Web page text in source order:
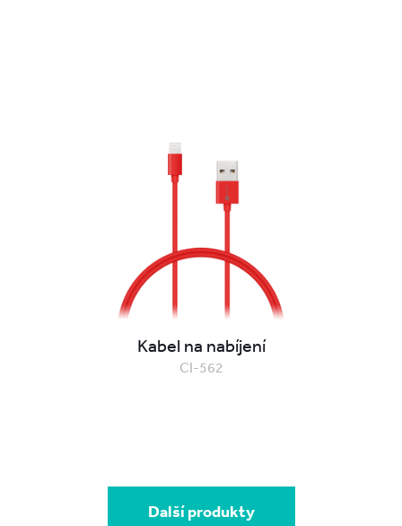
Kabel na nabíjení
CI-562
Další produkty